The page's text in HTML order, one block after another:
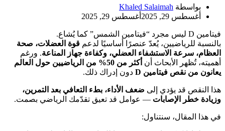
بواسطة Khaled Salaimah
أغسطس 29, 2025
أغسطس 29, 2025
فيتامين D ليس مجرد “فيتامين الشمس” كما يُشاع.
بالنسبة للرياضيين، يُعدّ عنصرًا أساسيًا لدعم قوة العضلات، صحة
العظام، سرعة الاستشفاء العضلي، وكفاءة جهاز المناعة. ورغم
أهميته، تُظهر الأبحاث أن
أكثر من 50% من الرياضيين حول العالم
يعانون من نقص فيتامين D
دون إدراك ذلك.
هذا النقص قد يؤدي إلى ضعف الأداء، بطء التعافي بعد التمرين،
وزيادة خطر الإصابات — عوامل قد تعيق تقدّمك الرياضي بصمت.
في هذا المقال، سنتناول: